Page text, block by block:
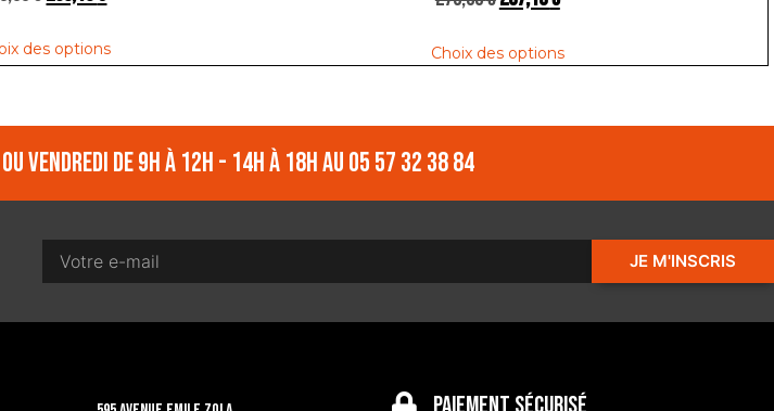
des options Choix des options
de 9h à 12h - 14h à 18h au 05 57 32 38 84
JE M'INSCRIS